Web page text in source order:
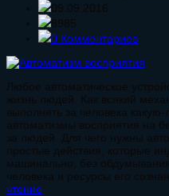
09.09.2016
8985
0 Комментариев
Любое автоматическое
жизнь людей. Как всякий
выполнять за человека
автоматизмы восприятия на
за людей. Для чего нужны
простые действия, которые
машинально, без
человека и ресурсы его
чтение